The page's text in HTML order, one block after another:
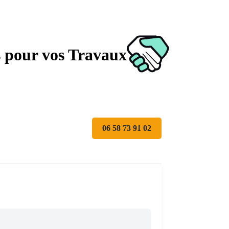
vos Travaux
06 58 73 91 02